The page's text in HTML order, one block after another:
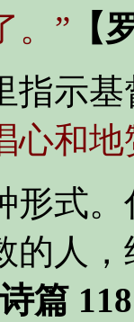
。” 【
指示
心和地
形式
的人
诗篇